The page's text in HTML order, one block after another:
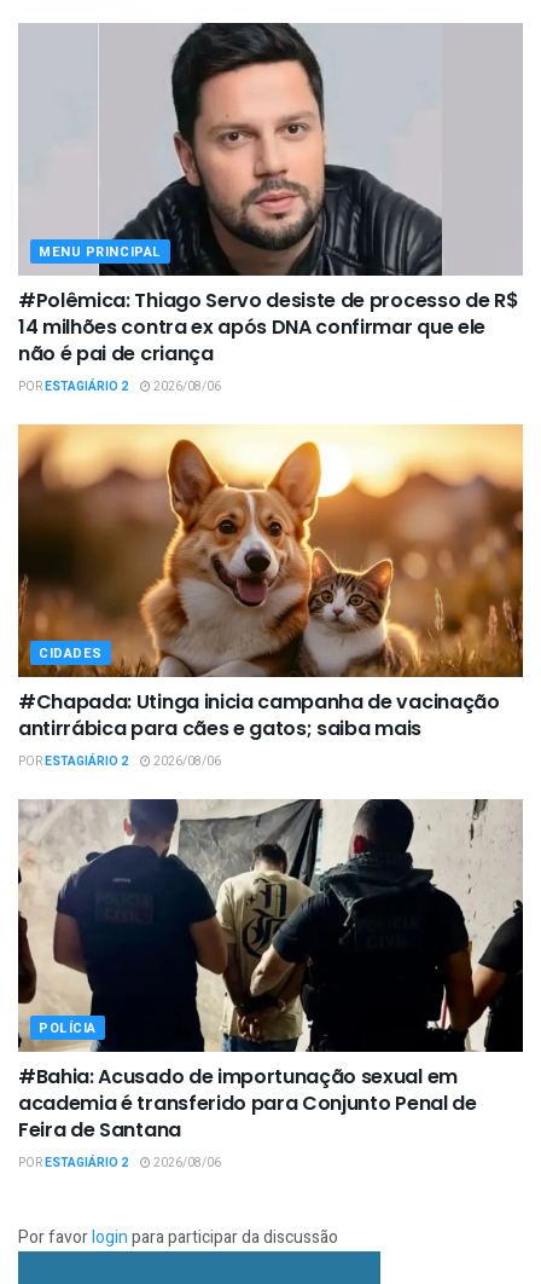
MENU PRINCIPAL
#Polêmica: Thiago Servo desiste de processo de R$
14 milhões contra ex após DNA confirmar que ele
não é pai de criança
PORESTAGIÁRIO 2 2026/08/06
CIDADES
#Chapada: Utinga inicia campanha de vacinação
antirrábica para cães e gatos; saiba mais
PORESTAGIÁRIO 2 2026/08/06
POLÍCIA
#Bahia: Acusado de importunação sexual em
academia é transferido para Conjunto Penal de
Feira de Santana
PORESTAGIÁRIO 2 2026/08/06
Por favorloginpara participar da discussão